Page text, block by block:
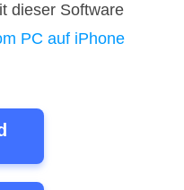
dieser Software
PC auf iPhone